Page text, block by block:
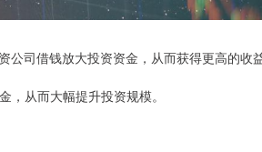
司借钱放大投资资金，从而获得更高的收益
从而大幅提升投资规模。